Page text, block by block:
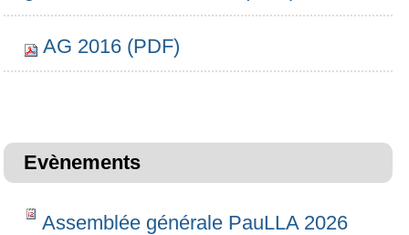
AG 2016 (PDF)
Evènements
Assemblée générale PauLLA 2026